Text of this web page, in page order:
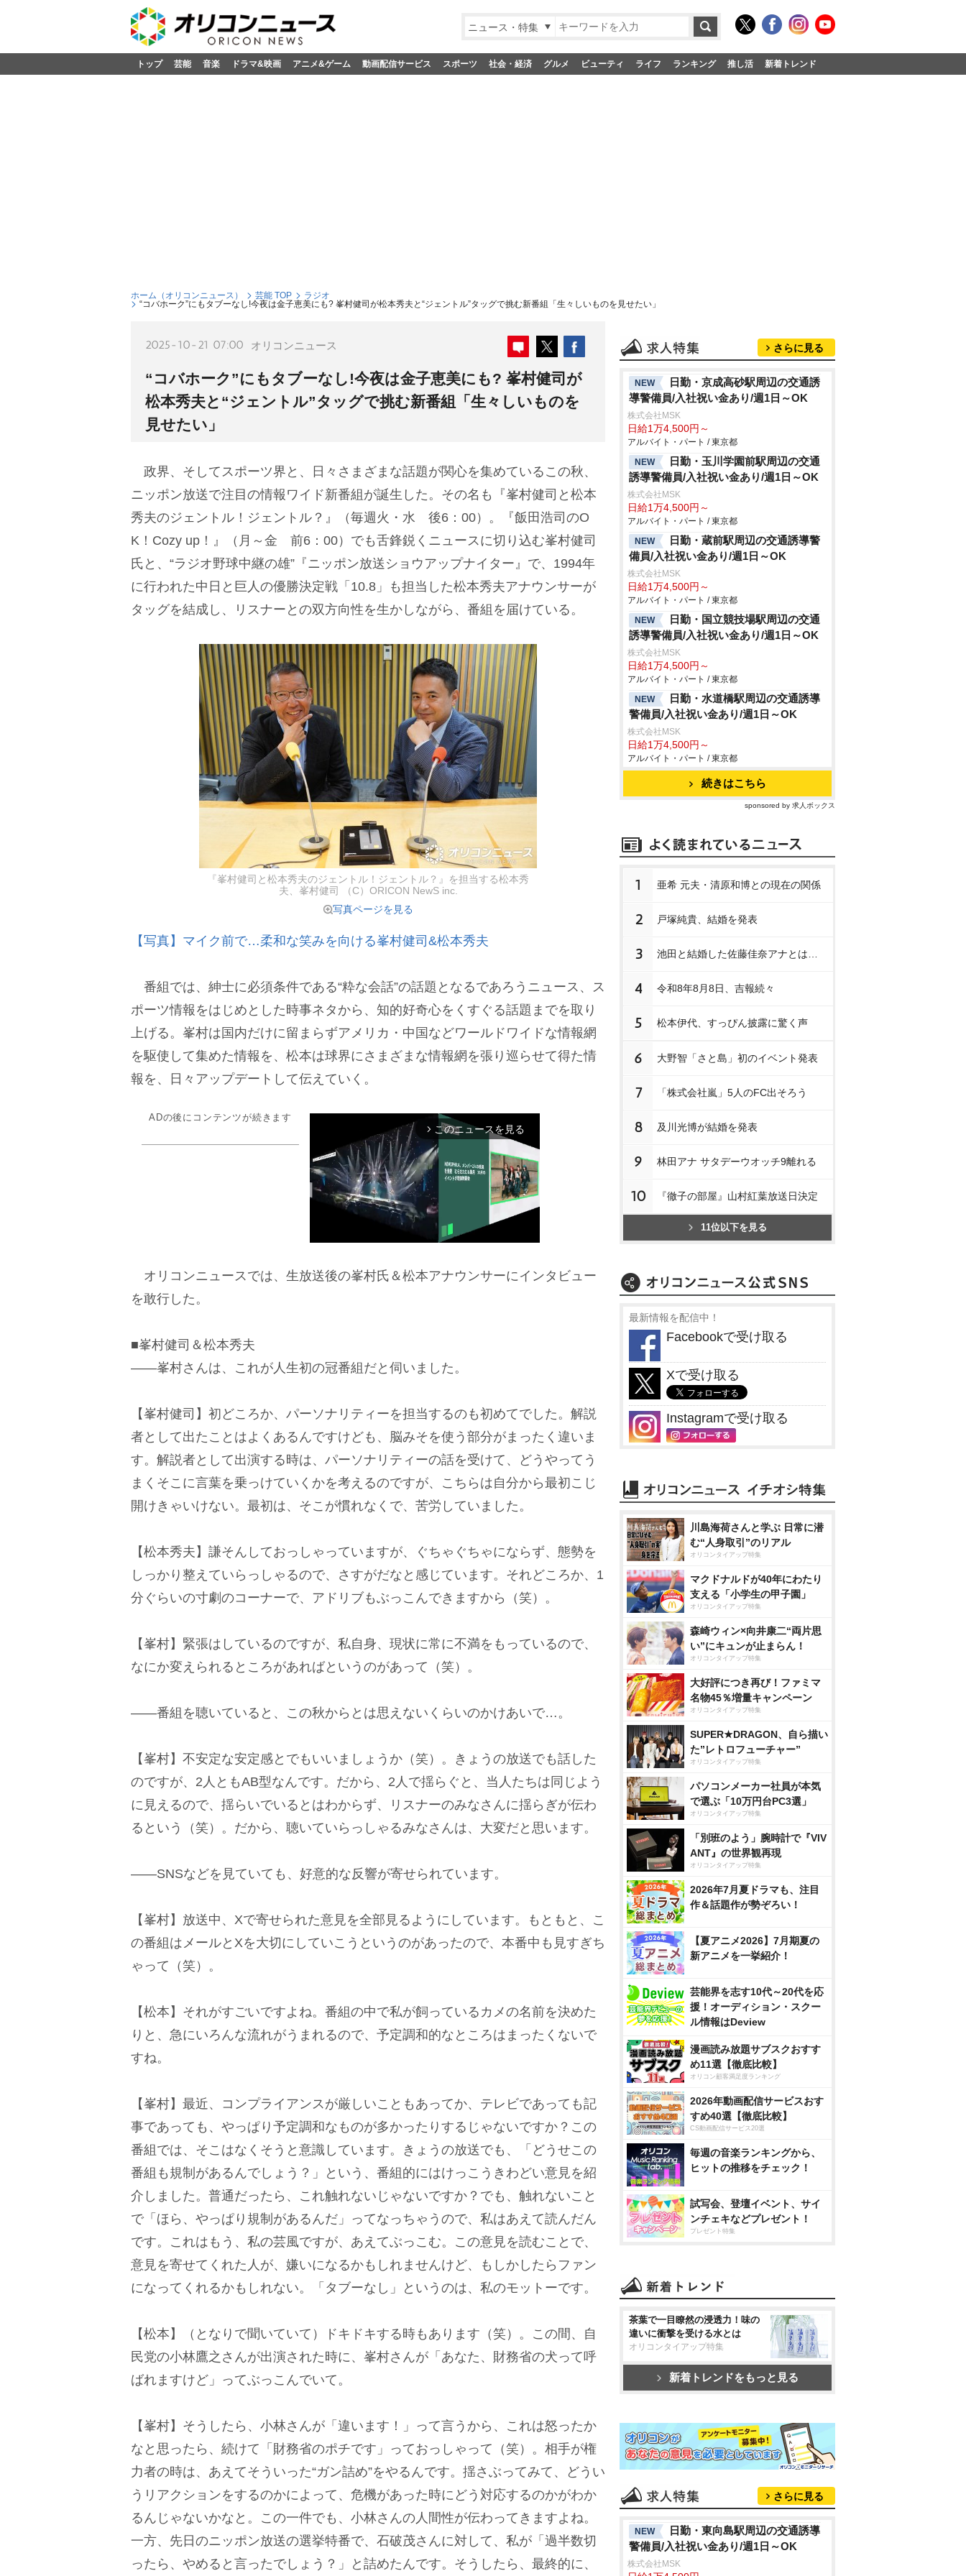
ニュース・特集
トップ 芸能 音楽 ドラマ&映画 アニメ&ゲーム 動画配信サービス スポーツ 社会・経済 グルメ ビューティ ライフ ランキング 推し活 新着トレンド
ホーム（オリコンニュース） 芸能 TOP
ラジオ
“コバホーク”にもタブーなし!今夜は金子恵美にも? 峯村健司が松本秀夫と“ジェントル”タッグで挑む新番組「生々しいものを見せたい」
2025-10-21 07:00 オリコンニュース
“コバホーク”にもタブーなし!今夜は金子恵美にも? 峯村健司が
松本秀夫と“ジェントル”タッグで挑む新番組「生々しいものを
見せたい」
政界、そしてスポーツ界と、日々さまざまな話題が関心を集めているこの秋、
ニッポン放送で注目の情報ワイド新番組が誕生した。その名も『峯村健司と松本
秀夫のジェントル！ジェントル？』（毎週火・水 後6：00）。『飯田浩司のO
K！Cozy up！』（月～金 前6：00）でも舌鋒鋭くニュースに切り込む峯村健司
氏と、“ラジオ野球中継の雄”『ニッポン放送ショウアップナイター』で、1994年
に行われた中日と巨人の優勝決定戦「10.8」も担当した松本秀夫アナウンサーが
タッグを結成し、リスナーとの双方向性を生かしながら、番組を届けている。
『峯村健司と松本秀夫のジェントル！ジェントル？』を担当する松本秀
夫、峯村健司 （C）ORICON NewS inc.
写真ページを見る
【写真】マイク前で…柔和な笑みを向ける峯村健司&松本秀夫
番組では、紳士に必須条件である“粋な会話”の話題となるであろうニュース、ス
ポーツ情報をはじめとした時事ネタから、知的好奇心をくすぐる話題までを取り
上げる。峯村は国内だけに留まらずアメリカ・中国などワールドワイドな情報網
を駆使して集めた情報を、松本は球界にさまざまな情報網を張り巡らせて得た情
報を、日々アップデートして伝えていく。
ADの後にコンテンツが続きます
arrow_forward_ios このニュースを見る
オリコンニュースでは、生放送後の峯村氏＆松本アナウンサーにインタビュー
を敢行した。
■峯村健司＆松本秀夫
――峯村さんは、これが人生初の冠番組だと伺いました。
【峯村健司】初どころか、パーソナリティーを担当するのも初めてでした。解説
者として出たことはよくあるんですけども、脳みそを使う部分がまったく違いま
す。解説者として出演する時は、パーソナリティーの話を受けて、どうやってう
まくそこに言葉を乗っけていくかを考えるのですが、こちらは自分から最初こじ
開けきゃいけない。最初は、そこが慣れなくで、苦労していました。
【松本秀夫】謙そんしておっしゃっていますが、ぐちゃぐちゃにならず、態勢を
しっかり整えていらっしゃるので、さすがだなと感じています。それどころか、1
分ぐらいの寸劇のコーナーで、アドリブもぶっこんできますから（笑）。
【峯村】緊張はしているのですが、私自身、現状に常に不満をもっているので、
なにか変えられるところがあればというのがあって（笑）。
――番組を聴いていると、この秋からとは思えないくらいのかけあいで…。
【峯村】不安定な安定感とでもいいましょうか（笑）。きょうの放送でも話した
のですが、2人ともAB型なんです。だから、2人で揺らぐと、当人たちは同じよう
に見えるので、揺らいでいるとはわからず、リスナーのみなさんに揺らぎが伝わ
るという（笑）。だから、聴いていらっしゃるみなさんは、大変だと思います。
――SNSなどを見ていても、好意的な反響が寄せられています。
【峯村】放送中、Xで寄せられた意見を全部見るようにしています。もともと、こ
の番組はメールとXを大切にしていこうというのがあったので、本番中も見すぎち
ゃって（笑）。
【松本】それがすごいですよね。番組の中で私が飼っているカメの名前を決めた
りと、急にいろんな流れがうまれるので、予定調和的なところはまったくないで
すね。
【峯村】最近、コンプライアンスが厳しいこともあってか、テレビであっても記
事であっても、やっぱり予定調和なものが多かったりするじゃないですか？この
番組では、そこはなくそうと意識しています。きょうの放送でも、「どうせこの
番組も規制があるんでしょう？」という、番組的にはけっこうきわどい意見を紹
介しました。普通だったら、これ触れないじゃないですか？でも、触れないこと
で「ほら、やっぱり規制があるんだ」ってなっちゃうので、私はあえて読んだん
です。これはもう、私の芸風ですが、あえてぶっこむ。この意見を読むことで、
意見を寄せてくれた人が、嫌いになるかもしれませんけど、もしかしたらファン
になってくれるかもしれない。「タブーなし」というのは、私のモットーです。
【松本】（となりで聞いていて）ドキドキする時もあります（笑）。この間、自
民党の小林鷹之さんが出演された時に、峯村さんが「あなた、財務省の犬って呼
ばれますけど」ってぶっこんでいて。
【峯村】そうしたら、小林さんが「違います！」って言うから、これは怒ったか
なと思ったら、続けて「財務省のポチです」っておっしゃって（笑）。相手が権
力者の時は、あえてそういった“ガン詰め”をやるんです。揺さぶってみて、どうい
うリアクションをするのかによって、危機があった時にどう対応するのかがわか
るんじゃないかなと。この一件でも、小林さんの人間性が伝わってきますよね。
一方、先日のニッポン放送の選挙特番で、石破茂さんに対して、私が「過半数切
ったら、やめると言ったでしょう？」と詰めたんです。そうしたら、最終的に、
さらに見る
NEW
日勤・京成高砂駅周辺の交通誘
導警備員/入社祝い金あり/週1日～OK
株式会社MSK
日給1万4,500円～
アルバイト・パート / 東京都
NEW
日勤・玉川学園前駅周辺の交通
誘導警備員/入社祝い金あり/週1日～OK
株式会社MSK
日給1万4,500円～
アルバイト・パート / 東京都
NEW
日勤・蔵前駅周辺の交通誘導警
備員/入社祝い金あり/週1日～OK
株式会社MSK
日給1万4,500円～
アルバイト・パート / 東京都
NEW
日勤・国立競技場駅周辺の交通
誘導警備員/入社祝い金あり/週1日～OK
株式会社MSK
日給1万4,500円～
アルバイト・パート / 東京都
NEW
日勤・水道橋駅周辺の交通誘導
警備員/入社祝い金あり/週1日～OK
株式会社MSK
日給1万4,500円～
アルバイト・パート / 東京都
続きはこちら
sponsored by 求人ボックス
1 亜希 元夫・清原和博との現在の関係
2 戸塚純貴、結婚を発表
3 池田と結婚した佐藤佳奈アナとは…
4 令和8年8月8日、吉報続々
5 松本伊代、すっぴん披露に驚く声
6 大野智「さと島」初のイベント発表
7 「株式会社嵐」5人のFC出そろう
8 及川光博が結婚を発表
9 林田アナ サタデーウオッチ9離れる
10 『徹子の部屋』山村紅葉放送日決定
11位以下を見る
最新情報を配信中！
Facebookで受け取る
Xで受け取る
Instagramで受け取る
川島海荷さんと学ぶ 日常に潜
む“人身取引”のリアル
オリコンタイアップ特集
マクドナルドが40年にわたり
支える「小学生の甲子園」
オリコンタイアップ特集
森崎ウィン×向井康二“両片思
い”にキュンが止まらん！
オリコンタイアップ特集
大好評につき再び！ファミマ
名物45％増量キャンペーン
オリコンタイアップ特集
SUPER★DRAGON、自ら描い
た”レトロフューチャー”
オリコンタイアップ特集
パソコンメーカー社員が本気
で選ぶ「10万円台PC3選」
オリコンタイアップ特集
「別班のよう」腕時計で『VIV
ANT』の世界観再現
オリコンタイアップ特集
2026年7月夏ドラマも、注目
作＆話題作が勢ぞろい！
【夏アニメ2026】7月期夏の
新アニメを一挙紹介！
芸能界を志す10代～20代を応
援！オーディション・スクー
ル情報はDeview
漫画読み放題サブスクおすす
め11選【徹底比較】
オリコン顧客満足度ランキング
2026年動画配信サービスおす
すめ40選【徹底比較】
CS動画配信サービス20選
毎週の音楽ランキングから、
ヒットの推移をチェック！
試写会、登壇イベント、サイ
ンチェキなどプレゼント！
プレゼント特集
茶葉で一目瞭然の浸透力！味の
違いに衝撃を受ける水とは
オリコンタイアップ特集
新着トレンドをもっと見る
さらに見る
NEW
日勤・東向島駅周辺の交通誘導
警備員/入社祝い金あり/週1日～OK
株式会社MSK